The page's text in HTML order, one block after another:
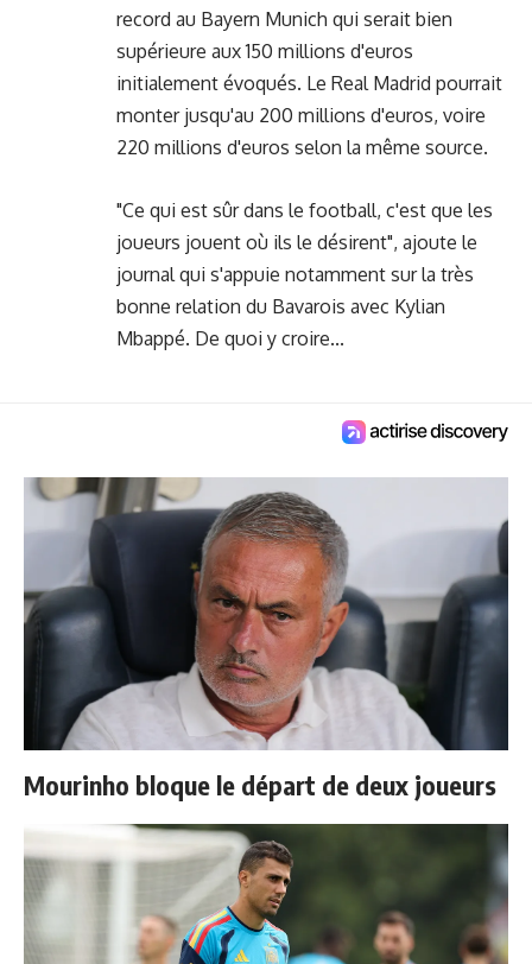
record au Bayern Munich qui serait bien
supérieure aux 150 millions d'euros
initialement évoqués. Le Real Madrid pourrait
monter jusqu'au 200 millions d'euros, voire
220 millions d'euros selon la même source.
"Ce qui est sûr dans le football, c'est que les
joueurs jouent où ils le désirent", ajoute le
journal qui s'appuie notamment sur la très
bonne relation du Bavarois avec Kylian
Mbappé. De quoi y croire...
Mourinho bloque le départ de deux joueurs